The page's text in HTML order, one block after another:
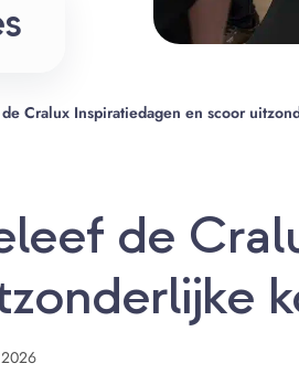
Cralux Inspiratiedagen en scoor
de